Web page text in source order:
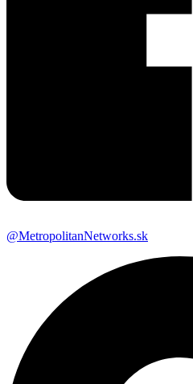
@MetropolitanNetworks.sk